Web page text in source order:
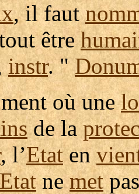
, il faut
être
instr. "
où une
de la
, l’Etaten
Etatnemet